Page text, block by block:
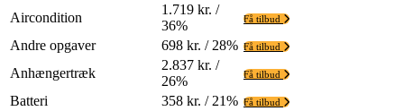
Aircondition
1.719 kr. /
36%
Få tilbud
Andre opgaver 698 kr. / 28% Få tilbud
Anhængertræk
2.837 kr. /
26%
Få tilbud
Batteri 358 kr. / 21% Få tilbud